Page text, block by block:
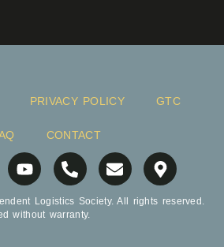
PRIVACY POLICY GTC
CONTACT
Logistics Society. All rights reserved.
without warranty.